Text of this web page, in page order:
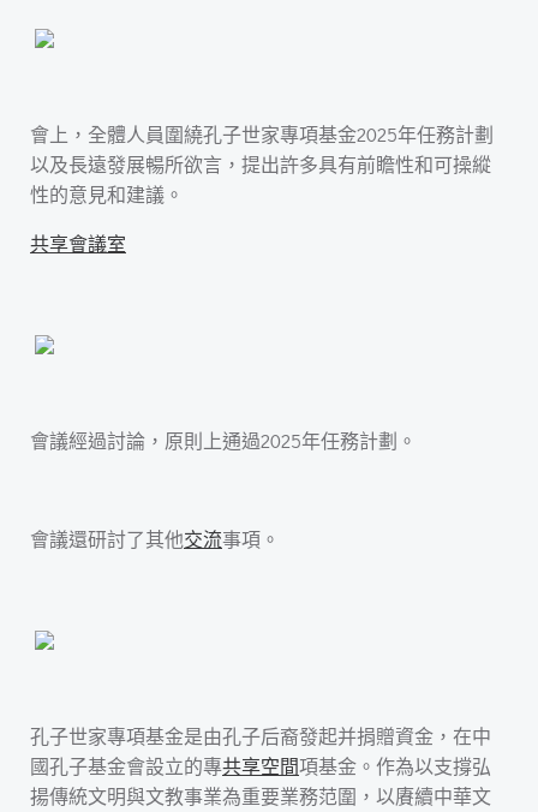
會上，全體人員圍繞孔子世家專項基金2025年任務計劃
以及長遠發展暢所欲言，提出許多具有前瞻性和可操縱
性的意見和建議。
共享會議室
會議經過討論，原則上通過2025年任務計劃。
會議還研討了其他交流事項。
孔子世家專項基金是由孔子后裔發起并捐贈資金，在中
國孔子基金會設立的專共享空間項基金。作為以支撐弘
揚傳統文明與文教事業為重要業務范圍，以賡續中華文